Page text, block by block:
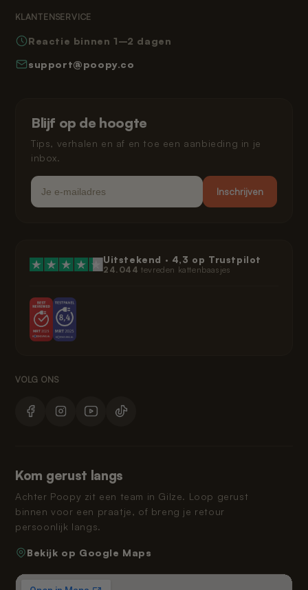
Veelgestelde vragen
Hoe werkt Poopy
Kat laten wennen
Leeshoek
Herroepingsrecht
Garantie
Klarna privacybeleid
Juridisch
Blijf op de hoogte
Tips, verhalen en af en toe een aanbieding in je
inbox.
Email
Inschrijven
KLANTENSERVICE
Reactie binnen 1–2 dagen
support@poopy.co
Uitstekend · 4,3 op Trustpilot
24.044 tevreden kattenbaasjes
Kom gerust langs
Achter Poopy zit een team in Gilze. Loop gerust
binnen voor een praatje, of breng je retour
persoonlijk langs.
Bekijk op Google Maps